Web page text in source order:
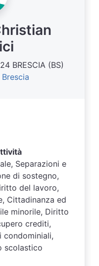
BRESCIA (BS)
Separazioni e
di sostegno,
del lavoro,
Cittadinanza ed
minorile, Diritto
crediti,
condominiali,
scolastico